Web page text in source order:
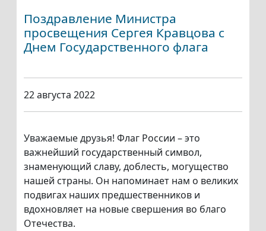
Поздравление Министра
просвещения Сергея Кравцова с
Днем Государственного флага
22 августа 2022
Уважаемые друзья! Флаг России – это
важнейший государственный символ,
знаменующий славу, доблесть, могущество
нашей страны. Он напоминает нам о великих
подвигах наших предшественников и
вдохновляет на новые свершения во благо
Отечества.